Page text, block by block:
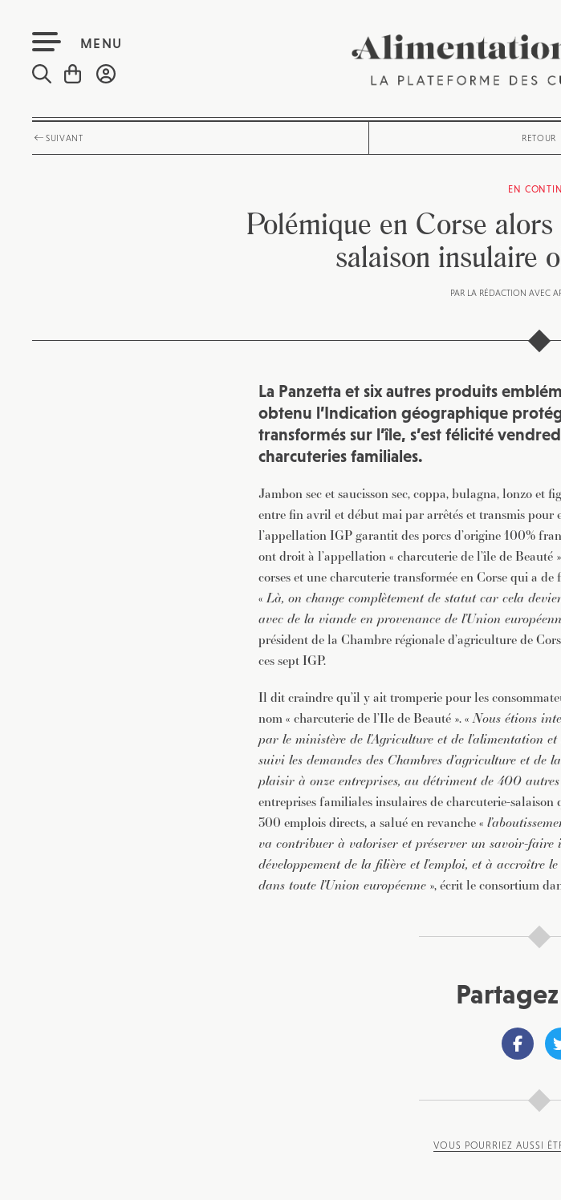
MENU
SUIVANT RETOUR
EN
Polémique en Corse
salaison insulaire
PAR LA RÉDACTION AVEC
La Panzetta et six autres produits
obtenu l’Indication géographique
transformés sur l’île, s’est félicité
charcuteries familiales.
Jambon sec et saucisson sec, coppa, bulagna, lonzo
entre fin avril et début mai par arrêtés et transmis pour
l’appellation IGP garantit des porcs d’origine 100%
ont droit à l’appellation « charcuterie de l’île de
corses et une charcuterie transformée en Corse qui a
«Là, on change complètement de statut car cela
avec de la viande en provenance de l’Union
président de la Chambre régionale d’agriculture de
ces sept IGP.
Il dit craindre qu’il y ait tromperie pour les
nom « charcuterie de l’Ile de Beauté ». «Nous étions
par le ministère de l’Agriculture et de l’alimentation
suivi les demandes des Chambres d’agriculture et
plaisir à onze entreprises, au détriment de 400 autres
entreprises familiales insulaires de charcuterie-
300 emplois directs, a salué en revanche «
va contribuer à valoriser et préserver un savoir-faire
développement de la filière et l’emploi, et à accroître
dans toute l’Union européenne », écrit le consortium
VOUS POURRIEZ AUSSI